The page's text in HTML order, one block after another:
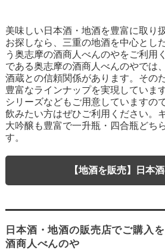
美味しい日本酒・地酒を豊富に取り
お探しなら、三重の地酒を中心とし
う奥志摩の酒商人べんのやをご利用
である奥志摩の酒商人べんのやでは
酒蔵との信頼関係があります。その
豊富なラインナップを実現していま
シリーズなどもご用意していますの
飲みたい方はぜひご利用ください。
大吟醸も豊富で一升瓶・四合瓶どち
す。
【地酒を販売】日本
日本酒・地酒の販売店でご購入
酒商人べんのや